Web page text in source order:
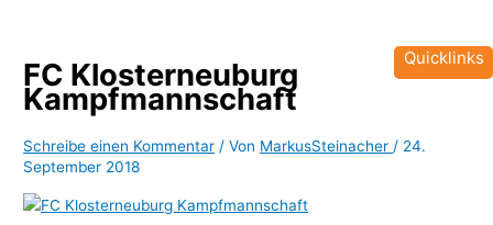
FC Klosterneuburg
Kampfmannschaft
Schreibe einen Kommentar / Von MarkusSteinacher / 24.
September 2018
Quicklinks